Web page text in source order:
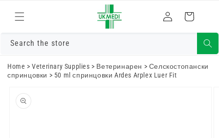
към
съдържанието
Влизам Количка
Search the store
Home >Veterinary Supplies > Ветеринарен > Селскостопански
спринцовки > 50 ml спринцовки Ardes Arplex Luer Fit
информацията
за продукта